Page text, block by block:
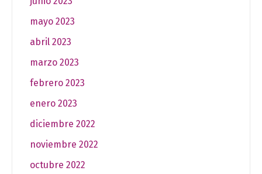
mayo 2023
abril 2023
marzo 2023
febrero 2023
enero 2023
diciembre 2022
noviembre 2022
octubre 2022